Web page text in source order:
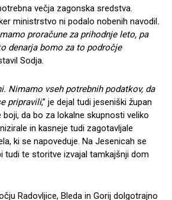
večja zagonska sredstva.
ministrstvo ni podalo nobenih navodil.
proračune za prihodnje leto, pa
denarja bomo za to področje
Sodja.
Nimamo vseh potrebnih podatkov, da
pripravili,” je dejal tudi jeseniški župan
boji, da bo za lokalne skupnosti veliko
in kasneje tudi zagotavljale
ki se napoveduje. Na Jesenicah se
tudi te storitve izvajal tamkajšnji dom
Radovljice, Bleda in Gorij dolgotrajno